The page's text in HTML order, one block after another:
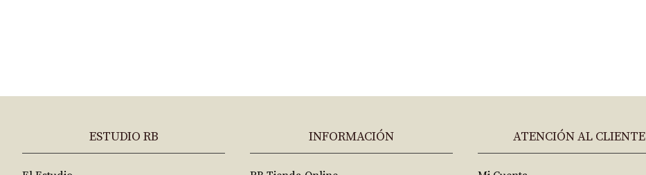
ESTUDIO RB INFORMACIÓN ATENCIÓN AL CLIENTE